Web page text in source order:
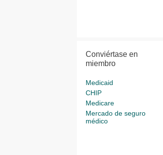
Conviértase en
miembro
Medicaid
CHIP
Medicare
Mercado de seguro
médico